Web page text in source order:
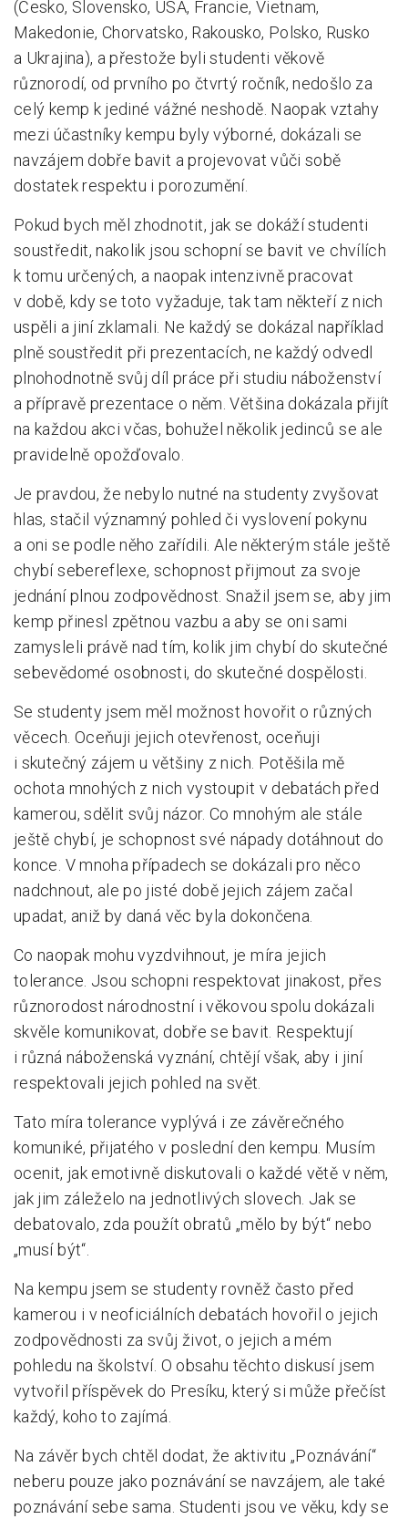
(Česko, Slovensko, USA, Francie, Vietnam,
Makedonie, Chorvatsko, Rakousko, Polsko, Rusko
a Ukrajina), a přestože byli studenti věkově
různorodí, od prvního po čtvrtý ročník, nedošlo za
celý kemp k jediné vážné neshodě. Naopak vztahy
mezi účastníky kempu byly výborné, dokázali se
navzájem dobře bavit a projevovat vůči sobě
dostatek respektu i porozumění.
Pokud bych měl zhodnotit, jak se dokáží studenti
soustředit, nakolik jsou schopní se bavit ve chvílích
k tomu určených, a naopak intenzivně pracovat
v době, kdy se toto vyžaduje, tak tam někteří z nich
uspěli a jiní zklamali. Ne každý se dokázal například
plně soustředit při prezentacích, ne každý odvedl
plnohodnotně svůj díl práce při studiu náboženství
a přípravě prezentace o něm. Většina dokázala přijít
na každou akci včas, bohužel několik jedinců se ale
pravidelně opožďovalo.
Je pravdou, že nebylo nutné na studenty zvyšovat
hlas, stačil významný pohled či vyslovení pokynu
a oni se podle něho zařídili. Ale některým stále ještě
chybí sebereflexe, schopnost přijmout za svoje
jednání plnou zodpovědnost. Snažil jsem se, aby jim
kemp přinesl zpětnou vazbu a aby se oni sami
zamysleli právě nad tím, kolik jim chybí do skutečné
sebevědomé osobnosti, do skutečné dospělosti.
Se studenty jsem měl možnost hovořit o různých
věcech. Oceňuji jejich otevřenost, oceňuji
i skutečný zájem u většiny z nich. Potěšila mě
ochota mnohých z nich vystoupit v debatách před
kamerou, sdělit svůj názor. Co mnohým ale stále
ještě chybí, je schopnost své nápady dotáhnout do
konce. V mnoha případech se dokázali pro něco
nadchnout, ale po jisté době jejich zájem začal
upadat, aniž by daná věc byla dokončena.
Co naopak mohu vyzdvihnout, je míra jejich
tolerance. Jsou schopni respektovat jinakost, přes
různorodost národnostní i věkovou spolu dokázali
skvěle komunikovat, dobře se bavit. Respektují
i různá náboženská vyznání, chtějí však, aby i jiní
respektovali jejich pohled na svět.
Tato míra tolerance vyplývá i ze závěrečného
komuniké, přijatého v poslední den kempu. Musím
ocenit, jak emotivně diskutovali o každé větě v něm,
jak jim záleželo na jednotlivých slovech. Jak se
debatovalo, zda použít obratů „mělo by být“ nebo
„musí být“.
Na kempu jsem se studenty rovněž často před
kamerou i v neoficiálních debatách hovořil o jejich
zodpovědnosti za svůj život, o jejich a mém
pohledu na školství. O obsahu těchto diskusí jsem
vytvořil příspěvek do Presíku, který si může přečíst
každý, koho to zajímá.
Na závěr bych chtěl dodat, že aktivitu „Poznávání“
neberu pouze jako poznávání se navzájem, ale také
poznávání sebe sama. Studenti jsou ve věku, kdy se